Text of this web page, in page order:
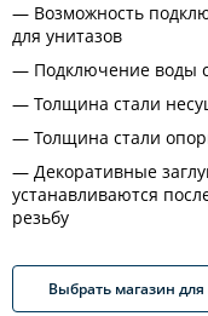
Возможность
для унитазов
Подключение воды
Толщина стали
Толщина стали
Декоративные
устанавливаются
резьбу
Выбрать магазин